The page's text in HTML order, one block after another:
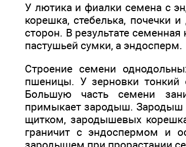
У лютика и фиалки семена с
корешка, стебелька, почечки
сторон. В результате
пастушьей сумки, а эндосперм.
Строение семени
пшеницы. У зерновки тонкий
Большую часть семени
примыкает зародыш. Зародыш
щитком, зародышевых
граничит с эндоспермом и